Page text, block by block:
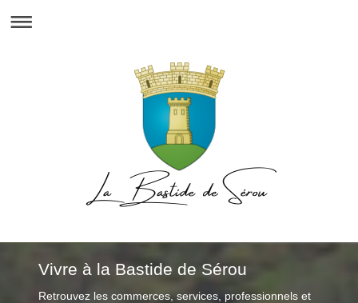
Vivre à la Bastide de Sérou
Retrouvez les commerces, services, professionnels et